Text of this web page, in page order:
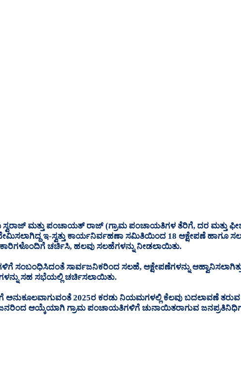
ಸ್ವರಾಜ್‌ ಮತ್ತು ಪಂಚಾಯತ್ ರಾಜ್‌ (ಗ್ರಾಮ ಪಂಚಾಯತಿಗಳ ತೆರಿಗೆ, ದರ ಮತ್ತು
ಇ-ಸ್ವತ್ತು ಕಾರ್ಯನಿರ್ವಹಣಾ ಸಮಿತಿಯಿಂದ 18 ಆಕ್ಷೇಪಣೆ ಹಾಗೂ
ಚರ್ಚಿಸಿ, ಹಲವು ಸಲಹೆಗಳನ್ನು ನೀಡಲಾಯಿತು.
ಸಂಬಂಧಿಸಿದಂತೆ ಸಾರ್ವಜನಿಕರಿಂದ ಸಲಹೆ, ಆಕ್ಷೇಪಣೆಗಳನ್ನು
ಸಹ ಸಭೆಯಲ್ಲಿ ಚರ್ಚಿಸಲಾಯಿತು.
ಅನುಕೂಲವಾಗುವಂತೆ 2025ರ ಕರಡು ನಿಯಮಗಳಲ್ಲಿ ಕೆಲವು ಬದಲಾವಣೆ
ಆಯ್ಕೆಯಾಗಿ ಗ್ರಾಮ ಪಂಚಾಯತಿಗಳಿಗೆ ಚುನಾಯಿತರಾಗುವ